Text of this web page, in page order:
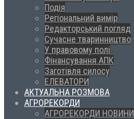
Подія
Регіональний вимір
Редакторський погляд
Сучасне тваринництво
У правовому полі
Фінансування АПК
Заготівля силосу
ЕЛЕВАТОРИ
АКТУАЛЬНА РОЗМОВА
АГРОРЕКОРДИ
АГРОРЕКОРДИ НОВИНИ